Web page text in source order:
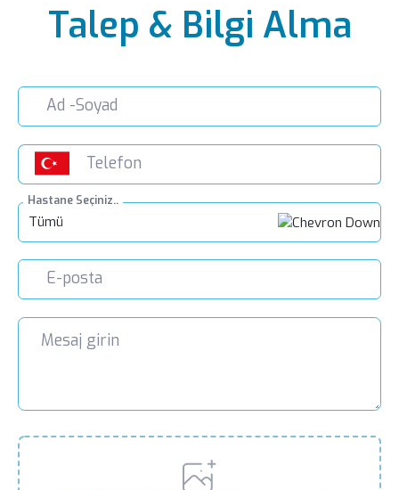
Talep & Bilgi Alma
Hastane Seçiniz..
Tümü